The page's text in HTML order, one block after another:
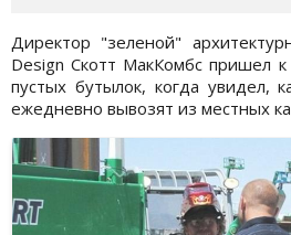
Директор "зеленой"
Design Скотт МакКомбс пришел к
пустых бутылок, когда увидел,
ежедневно вывозят из местных